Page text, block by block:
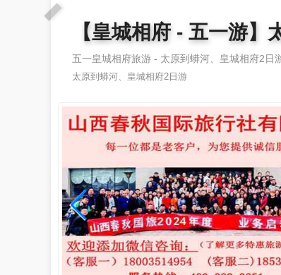
【皇城相府 - 五一游
五一皇城相府旅游 - 太原到蟒河、皇城相府2日
太原到蟒河、皇城相府2日游